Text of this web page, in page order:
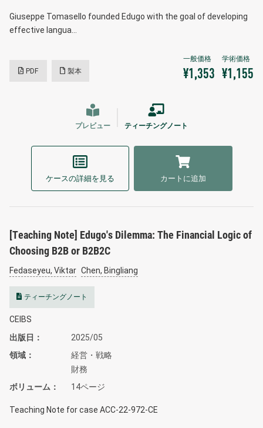
Giuseppe Tomasello founded Edugo with the goal of developing
effective langua…
PDF 製本 ¥1,353 ¥1,155
プレビュー ティーチングノート
ケースの詳細を見る カートに追加
[Teaching Note] Edugo's Dilemma: The Financial Logic of
Choosing B2B or B2B2C
Fedaseyeu, Viktar Chen, Bingliang
ティーチングノート
CEIBS
出版日
2025/05
領域
経営・戦略
財務
ボリューム
14ページ
Teaching Note for case ACC-22-972-CE